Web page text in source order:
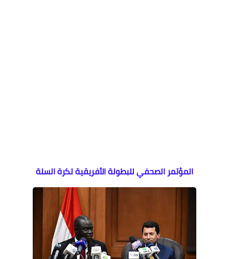
المؤتمر الصحفي للبطولة الأفريقية لكرة السلة